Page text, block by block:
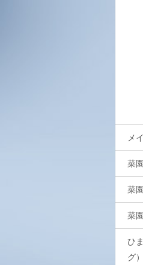
メ
菜
菜
菜
ひ
グ）